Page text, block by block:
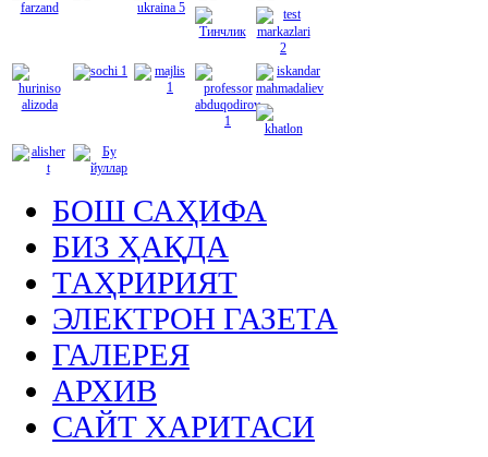
БОШ САҲИФА
БИЗ ҲАҚДА
ТАҲРИРИЯТ
ЭЛЕКТРОН ГАЗЕТА
ГАЛЕРЕЯ
АРХИВ
САЙТ ХАРИТАСИ